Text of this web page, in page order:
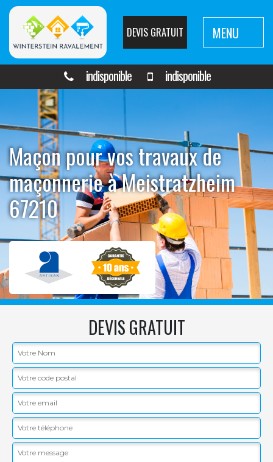
DEVIS GRATUIT MENU
indisponible indisponible
Maçon pour vos travaux de
maçonnerie à Meistratzheim
67210
DEVIS GRATUIT